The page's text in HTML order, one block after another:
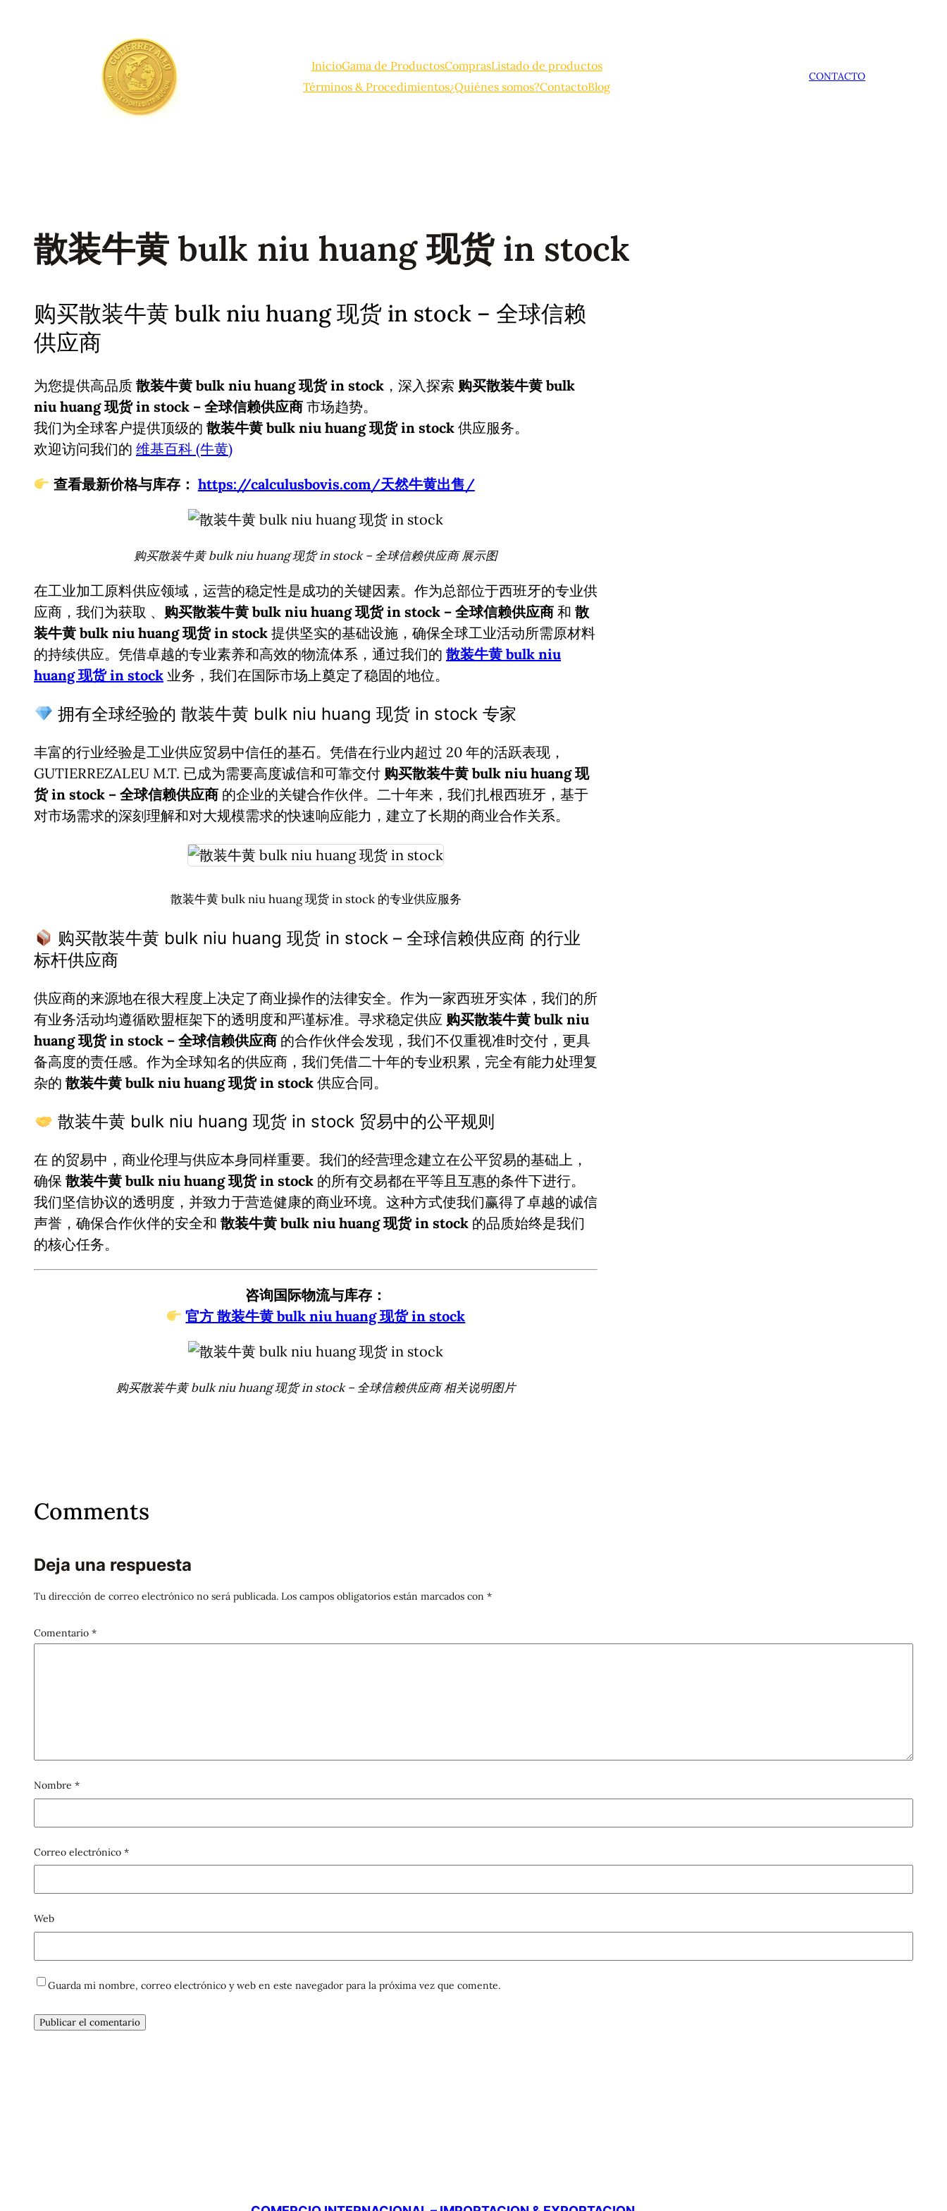
InicioGama de ProductosComprasListado de productos
Términos & Procedimientos¿Quiénes somos?ContactoBlog
CONTACTO
散装牛黄 bulk niu huang 现货 in stock
购买散装牛黄 bulk niu huang 现货 in stock – 全球信赖
供应商
为您提供高品质 散装牛黄 bulk niu huang 现货 in stock ，深入探索 购买散装牛黄 bulk
niu huang 现货 in stock – 全球信赖供应商 市场趋势。
我们为全球客户提供顶级的 散装牛黄 bulk niu huang 现货 in stock 供应服务。
欢迎访问我们的 维基百科 (牛黄)
查看最新价格与库存： https://calculusbovis.com/天然牛黄出售/
购买散装牛黄 bulk niu huang 现货 in stock – 全球信赖供应商 展示图
在工业加工原料供应领域，运营的稳定性是成功的关键因素。作为总部位于西班牙的专业供
应商，我们为获取 、 购买散装牛黄 bulk niu huang 现货 in stock – 全球信赖供应商 和 散
装牛黄 bulk niu huang 现货 in stock 提供坚实的基础设施，确保全球工业活动所需原材料
的持续供应。凭借卓越的专业素养和高效的物流体系，通过我们的 散装牛黄 bulk niu
huang 现货 in stock 业务，我们在国际市场上奠定了稳固的地位。
拥有全球经验的 散装牛黄 bulk niu huang 现货 in stock 专家
丰富的行业经验是工业供应贸易中信任的基石。凭借在行业内超过 20 年的活跃表现，
GUTIERREZALEU M.T. 已成为需要高度诚信和可靠交付 购买散装牛黄 bulk niu huang 现
货 in stock – 全球信赖供应商 的企业的关键合作伙伴。二十年来，我们扎根西班牙，基于
对市场需求的深刻理解和对大规模需求的快速响应能力，建立了长期的商业合作关系。
散装牛黄 bulk niu huang 现货 in stock 的专业供应服务
购买散装牛黄 bulk niu huang 现货 in stock – 全球信赖供应商 的行业
标杆供应商
供应商的来源地在很大程度上决定了商业操作的法律安全。作为一家西班牙实体，我们的所
有业务活动均遵循欧盟框架下的透明度和严谨标准。寻求稳定供应 购买散装牛黄 bulk niu
huang 现货 in stock – 全球信赖供应商 的合作伙伴会发现，我们不仅重视准时交付，更具
备高度的责任感。作为全球知名的供应商，我们凭借二十年的专业积累，完全有能力处理复
杂的 散装牛黄 bulk niu huang 现货 in stock 供应合同。
散装牛黄 bulk niu huang 现货 in stock 贸易中的公平规则
在 的贸易中，商业伦理与供应本身同样重要。我们的经营理念建立在公平贸易的基础上，
确保 散装牛黄 bulk niu huang 现货 in stock 的所有交易都在平等且互惠的条件下进行。
我们坚信协议的透明度，并致力于营造健康的商业环境。这种方式使我们赢得了卓越的诚信
声誉，确保合作伙伴的安全和 散装牛黄 bulk niu huang 现货 in stock 的品质始终是我们
的核心任务。
咨询国际物流与库存：
官方 散装牛黄 bulk niu huang 现货 in stock
购买散装牛黄 bulk niu huang 现货 in stock – 全球信赖供应商 相关说明图片
Comments
Deja una respuesta
Tu dirección de correo electrónico no será publicada. Los campos obligatorios están marcados con *
Comentario *
Nombre *
Correo electrónico *
Web
Guarda mi nombre, correo electrónico y web en este navegador para la próxima vez que comente.